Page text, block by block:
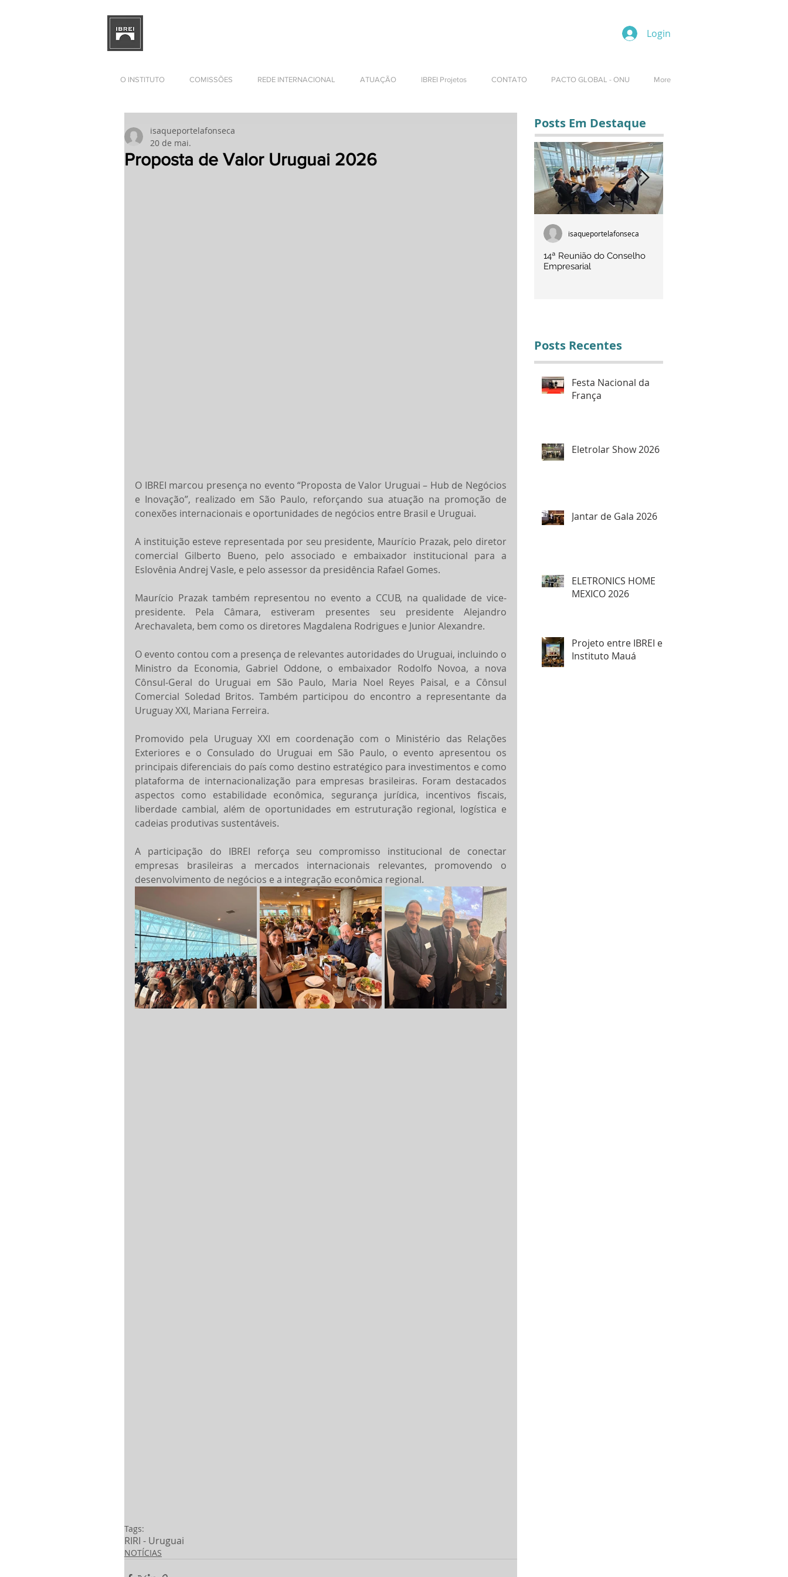
Login
O INSTITUTO COMISSÕES REDE INTERNACIONAL ATUAÇÃO IBREI Projetos CONTATO PACTO GLOBAL - ONU More
Proposta de Valor Uruguai 2026
isaqueportelafonseca
20 de mai.
O IBREI marcou presença no evento “Proposta de Valor Uruguai – Hub de Negócios
e Inovação”, realizado em São Paulo, reforçando sua atuação na promoção de
conexões internacionais e oportunidades de negócios entre Brasil e Uruguai.
A instituição esteve representada por seu presidente, Maurício Prazak, pelo diretor
comercial Gilberto Bueno, pelo associado e embaixador institucional para a
Eslovênia Andrej Vasle, e pelo assessor da presidência Rafael Gomes.
Maurício Prazak também representou no evento a CCUB, na qualidade de vice-
presidente. Pela Câmara, estiveram presentes seu presidente Alejandro
Arechavaleta, bem como os diretores Magdalena Rodrigues e Junior Alexandre.
O evento contou com a presença de relevantes autoridades do Uruguai, incluindo o
Ministro da Economia, Gabriel Oddone, o embaixador Rodolfo Novoa, a nova
Cônsul-Geral do Uruguai em São Paulo, Maria Noel Reyes Paisal, e a Cônsul
Comercial Soledad Britos. Também participou do encontro a representante da
Uruguay XXI, Mariana Ferreira.
Promovido pela Uruguay XXI em coordenação com o Ministério das Relações
Exteriores e o Consulado do Uruguai em São Paulo, o evento apresentou os
principais diferenciais do país como destino estratégico para investimentos e como
plataforma de internacionalização para empresas brasileiras. Foram destacados
aspectos como estabilidade econômica, segurança jurídica, incentivos fiscais,
liberdade cambial, além de oportunidades em estruturação regional, logística e
cadeias produtivas sustentáveis.
A participação do IBREI reforça seu compromisso institucional de conectar
empresas brasileiras a mercados internacionais relevantes, promovendo o
desenvolvimento de negócios e a integração econômica regional.
Tags:
RIRI - Uruguai
NOTÍCIAS
Posts Em Destaque
14ª Reunião do Conselho
Empresarial
isaqueportelafonseca
Posts Recentes
Festa Nacional da
França
Eletrolar Show 2026
Jantar de Gala 2026
ELETRONICS HOME
MEXICO 2026
Projeto entre IBREI e
Instituto Mauá